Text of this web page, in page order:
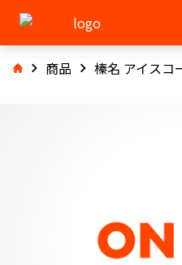
商品 榛名 アイスコ